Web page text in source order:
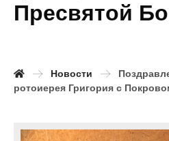
Пресвятой
Новости
ротоиерея Григория с